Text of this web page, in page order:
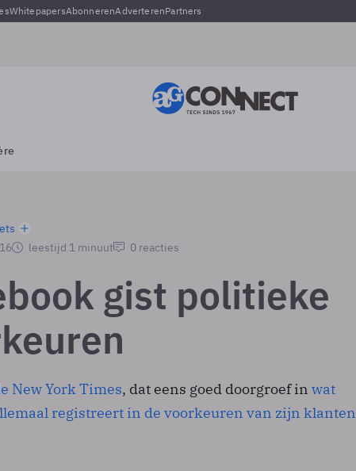
WhitepapersAbonnerenAdverterenPartners
leestijd 1 minuut 0 reacties
gist politieke
New York Times, dat eens goed doorgroef in wat
registreert in de voorkeuren van zijn klanten